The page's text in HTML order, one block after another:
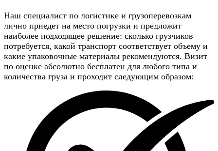
Наш специалист по логистике и грузоперевозкам
лично приедет на место погрузки и предложит
наиболее подходящее решение: сколько грузчиков
потребуется, какой транспорт соответствует объему и
какие упаковочные материалы рекомендуются. Визит
по оценке абсолютно бесплатен для любого типа и
количества груза и проходит следующим образом: